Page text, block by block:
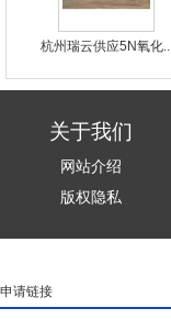
杭州瑞云供应5N氧化
关于我们
网站介绍
版权隐私
申请链接